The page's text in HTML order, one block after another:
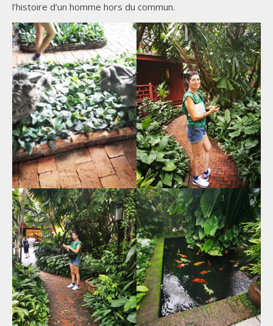
l’histoire d’un homme hors du commun.